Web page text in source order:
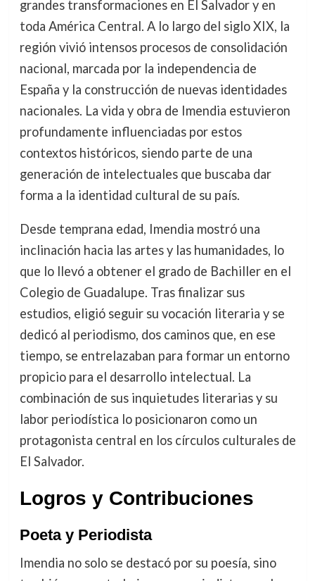
grandes transformaciones en El Salvador y en
toda América Central. A lo largo del siglo XIX, la
región vivió intensos procesos de consolidación
nacional, marcada por la independencia de
España y la construcción de nuevas identidades
nacionales. La vida y obra de Imendia estuvieron
profundamente influenciadas por estos
contextos históricos, siendo parte de una
generación de intelectuales que buscaba dar
forma a la identidad cultural de su país.
Desde temprana edad, Imendia mostró una
inclinación hacia las artes y las humanidades, lo
que lo llevó a obtener el grado de Bachiller en el
Colegio de Guadalupe. Tras finalizar sus
estudios, eligió seguir su vocación literaria y se
dedicó al periodismo, dos caminos que, en ese
tiempo, se entrelazaban para formar un entorno
propicio para el desarrollo intelectual. La
combinación de sus inquietudes literarias y su
labor periodística lo posicionaron como un
protagonista central en los círculos culturales de
El Salvador.
Logros y Contribuciones
Poeta y Periodista
Imendia no solo se destacó por su poesía, sino